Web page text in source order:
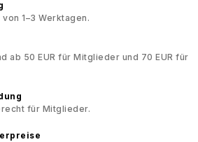
1–3 Werktagen.
ab 50 EUR für Mitglieder und 70 EUR für
für Mitglieder.